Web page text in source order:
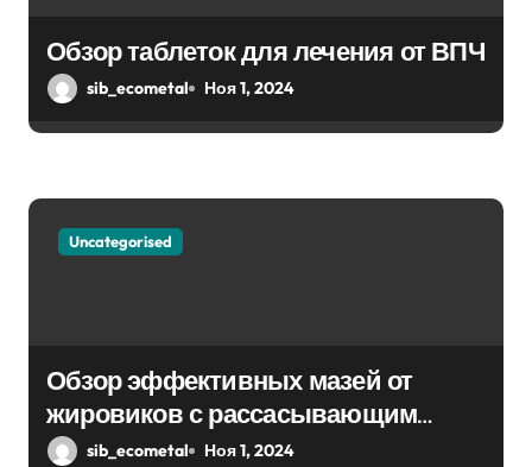
Обзор таблеток для лечения от ВПЧ
sib_ecometal Ноя 1, 2024
Uncategorised
Обзор эффективных мазей от
жировиков с рассасывающим
эффектом
sib_ecometal Ноя 1, 2024